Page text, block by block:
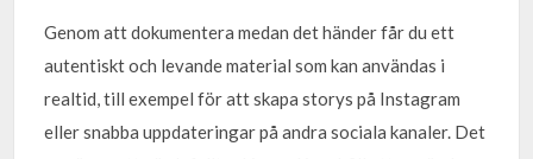
Genom att dokumentera medan det händer får du ett
autentiskt och levande material som kan användas i
realtid, till exempel för att skapa storys på Instagram
eller snabba uppdateringar på andra sociala kanaler. Det